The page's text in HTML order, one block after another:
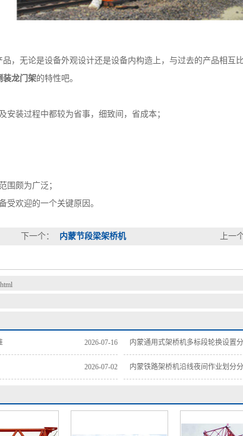
无论是设备外观设计还是设备内构造上，与过去的产品相互比
装龙门架的特性吧。
装过程中都较为省事，细致间，省成本；
颇为广泛；
欢迎的一个关键原因。
上一
下一个： 内蒙节段梁架桥机
2026-07-16 内蒙通用式架桥机多标段轮换设置
2026-07-02 内蒙铁路架桥机沿线夜间作业划分